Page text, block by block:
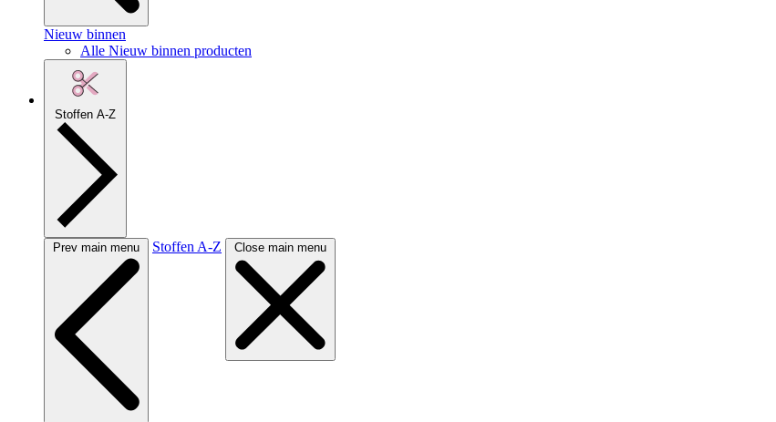
Nieuw binnen
Alle Nieuw binnen producten
Stoffen A-Z
Prev main menu Stoffen A-Z Close main menu